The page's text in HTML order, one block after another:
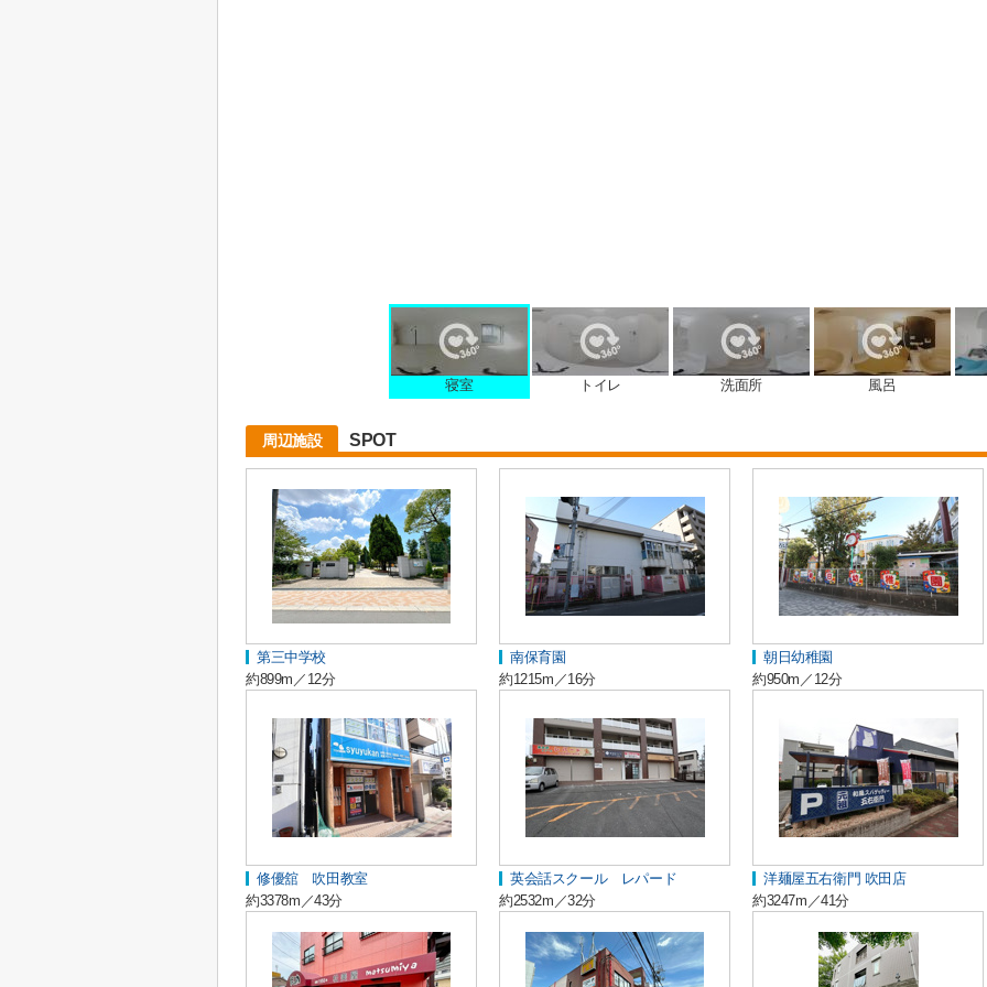
寝室 トイレ 洗面所 風呂
周辺施設 SPOT
第三中学校
約899m／12分
南保育園
約1215m／16分
朝日幼稚園
約950m／12分
修優舘 吹田教室
約3378m／43分
英会話スクール レパード
約2532m／32分
洋麺屋五右衛門 吹田店
約3247m／41分